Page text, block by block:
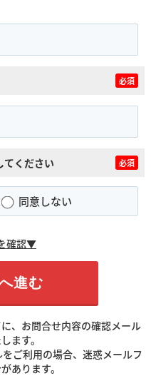
必須
てください 必須
同意しない
確認▼
、お問合せ内容の確認メール
ます。
ご利用の場合、迷惑メールフ
あります。